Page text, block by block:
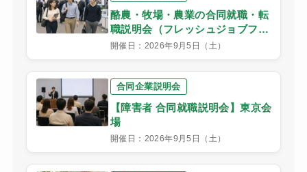
酪農・牧場・農業の合同就職・転
職説明会（フレッシュジョブフェ
スタ）東京会場
開催日：2026年9月5日（土）
合同企業説明会
【障害者 合同就職説明会】東京会
場
開催日：2026年9月5日（土）